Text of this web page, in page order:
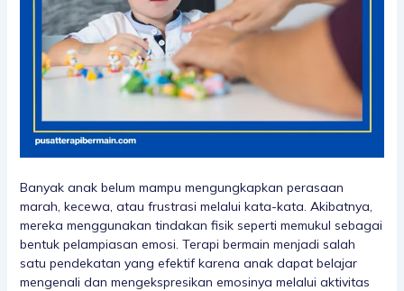
Banyak anak belum mampu mengungkapkan perasaan
marah, kecewa, atau frustrasi melalui kata-kata. Akibatnya,
mereka menggunakan tindakan fisik seperti memukul sebagai
bentuk pelampiasan emosi. Terapi bermain menjadi salah
satu pendekatan yang efektif karena anak dapat belajar
mengenali dan mengekspresikan emosinya melalui aktivitas